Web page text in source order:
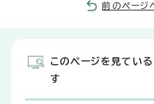
前のページ
このページを見てい
す